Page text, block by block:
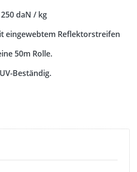
daN / kg
eingewebtem Reflektorstreifen
50m Rolle.
Beständig.